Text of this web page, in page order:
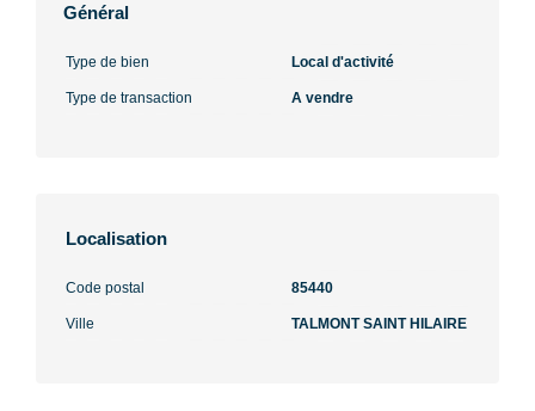
Général
Type de bien Local d'activité
Type de transaction A vendre
Localisation
Code postal 85440
Ville TALMONT SAINT HILAIRE